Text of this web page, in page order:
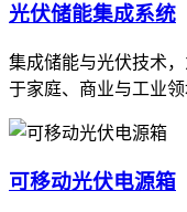
光伏储能集成系统
集成储能与光伏技术
于家庭、商业与工业领
可移动光伏电源箱